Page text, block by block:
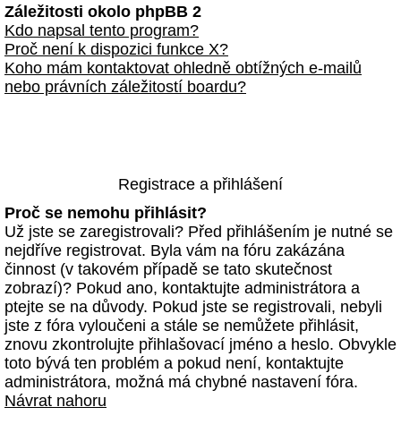
Záležitosti okolo phpBB 2
Kdo napsal tento program?
Proč není k dispozici funkce X?
Koho mám kontaktovat ohledně obtížných e-mailů
nebo právních záležitostí boardu?
Registrace a přihlášení
Proč se nemohu přihlásit?
Už jste se zaregistrovali? Před přihlášením je nutné se
nejdříve registrovat. Byla vám na fóru zakázána
činnost (v takovém případě se tato skutečnost
zobrazí)? Pokud ano, kontaktujte administrátora a
ptejte se na důvody. Pokud jste se registrovali, nebyli
jste z fóra vyloučeni a stále se nemůžete přihlásit,
znovu zkontrolujte přihlašovací jméno a heslo. Obvykle
toto bývá ten problém a pokud není, kontaktujte
administrátora, možná má chybné nastavení fóra.
Návrat nahoru